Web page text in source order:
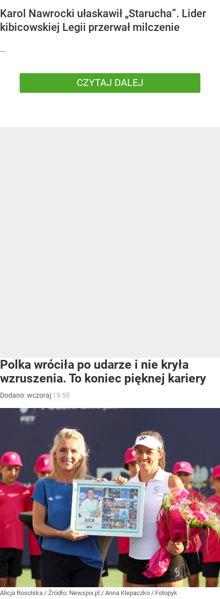
Karol Nawrocki ułaskawił „Starucha”. Lider
kibicowskiej Legii przerwał milczenie
...
CZYTAJ DALEJ
Polka wróciła po udarze i nie kryła
wzruszenia. To koniec pięknej kariery
Dodano:wczoraj 19:50
Alicja Rosolska / Źródło: Newspix.pl / Anna Klepaczko / Fotopyk